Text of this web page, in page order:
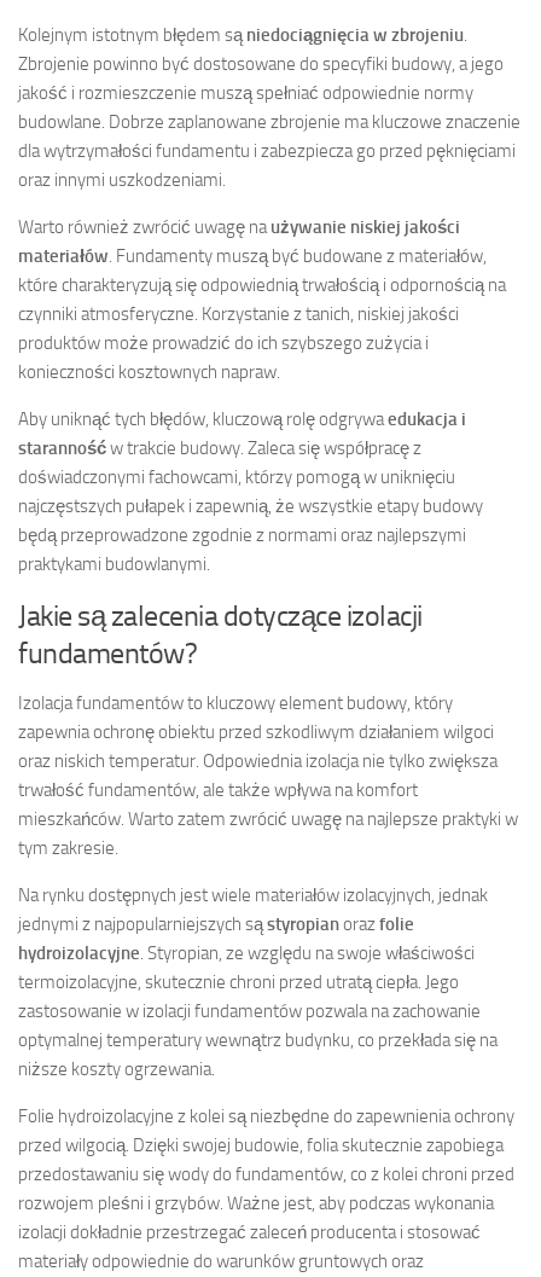
Kolejnym istotnym błędem sąniedociągnięcia w zbrojeniu.
Zbrojenie powinno być dostosowane do specyfiki budowy, a jego
jakość i rozmieszczenie muszą spełniać odpowiednie normy
budowlane. Dobrze zaplanowane zbrojenie ma kluczowe znaczenie
dla wytrzymałości fundamentu i zabezpiecza go przed pęknięciami
oraz innymi uszkodzeniami.
Warto również zwrócić uwagę naużywanie niskiej jakości
materiałów. Fundamenty muszą być budowane z materiałów,
które charakteryzują się odpowiednią trwałością i odpornością na
czynniki atmosferyczne. Korzystanie z tanich, niskiej jakości
produktów może prowadzić do ich szybszego zużycia i
konieczności kosztownych napraw.
Aby uniknąć tych błędów, kluczową rolę odgrywaedukacja i
starannośćw trakcie budowy. Zaleca się współpracę z
doświadczonymi fachowcami, którzy pomogą w uniknięciu
najczęstszych pułapek i zapewnią, że wszystkie etapy budowy
będą przeprowadzone zgodnie z normami oraz najlepszymi
praktykami budowlanymi.
Jakie są zalecenia dotyczące izolacji
fundamentów?
Izolacja fundamentów to kluczowy element budowy, który
zapewnia ochronę obiektu przed szkodliwym działaniem wilgoci
oraz niskich temperatur. Odpowiednia izolacja nie tylko zwiększa
trwałość fundamentów, ale także wpływa na komfort
mieszkańców. Warto zatem zwrócić uwagę na najlepsze praktyki w
tym zakresie.
Na rynku dostępnych jest wiele materiałów izolacyjnych, jednak
jednymi z najpopularniejszych sąstyropianorazfolie
hydroizolacyjne. Styropian, ze względu na swoje właściwości
termoizolacyjne, skutecznie chroni przed utratą ciepła. Jego
zastosowanie w izolacji fundamentów pozwala na zachowanie
optymalnej temperatury wewnątrz budynku, co przekłada się na
niższe koszty ogrzewania.
Folie hydroizolacyjne z kolei są niezbędne do zapewnienia ochrony
przed wilgocią. Dzięki swojej budowie, folia skutecznie zapobiega
przedostawaniu się wody do fundamentów, co z kolei chroni przed
rozwojem pleśni i grzybów. Ważne jest, aby podczas wykonania
izolacji dokładnie przestrzegać zaleceń producenta i stosować
materiały odpowiednie do warunków gruntowych oraz